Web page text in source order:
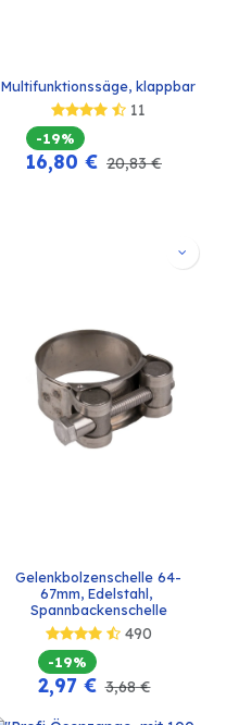
Multifunktionssäge, klappbar
11
-19%
16,80 € 20,83€
Gelenkbolzenschelle 64-
67mm, Edelstahl,
Spannbackenschelle
490
-19%
2,97€ 3,68€